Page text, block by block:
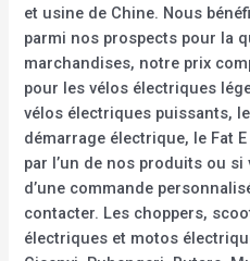
et usine de Chine. Nous
parmi nos prospects pour la
marchandises, notre prix
pour les vélos électriques
vélos électriques puissants,
démarrage électrique, le Fat
par l’un de nos produits ou
d’une commande
contacter. Les choppers,
électriques et motos